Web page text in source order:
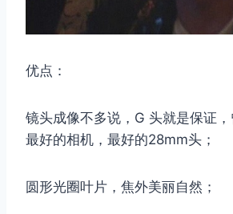
优点：
镜头成像不多说，G 头就是保证
最好的相机，最好的28mm头；
圆形光圈叶片，焦外美丽自然；